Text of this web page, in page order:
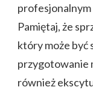
profesjonalnym
Pamiętaj, że
który może być
przygotowanie
również